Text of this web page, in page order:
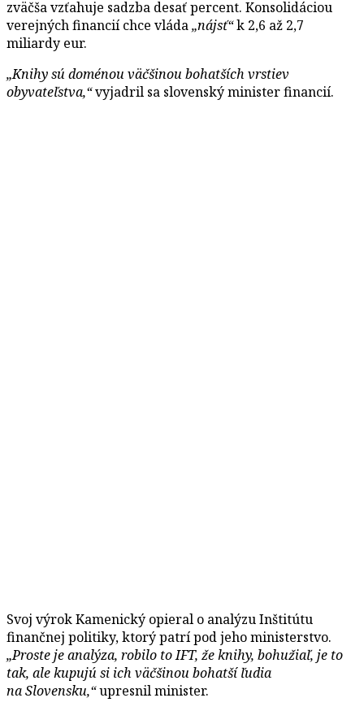
zväčša vzťahuje sadzba desať percent. Konsolidáciou
verejných financií chce vláda„nájsť“k 2,6 až 2,7
miliardy eur.
„Knihy sú doménou väčšinou bohatších vrstiev
obyvateľstva,“vyjadril sa slovenský minister financií.
Svoj výrok Kamenický opieral o analýzu Inštitútu
finančnej politiky, ktorý patrí pod jeho ministerstvo.
„Proste je analýza, robilo to IFT, že knihy, bohužiaľ, je to
tak, ale kupujú si ich väčšinou bohatší ľudia
na Slovensku,“upresnil minister.